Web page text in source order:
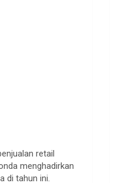
retail
menghadirkan
di tahun ini.